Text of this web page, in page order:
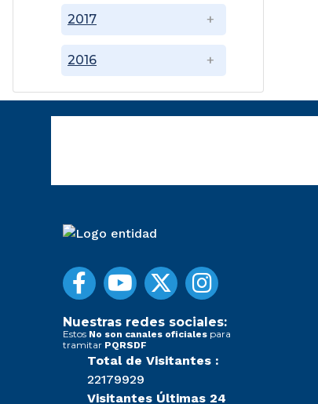
2016
2017
Nuestras redes sociales:
Estos No son canales oficiales para
tramitar PQRSDF
Total de Visitantes :
22179929
Visitantes Últimas 24